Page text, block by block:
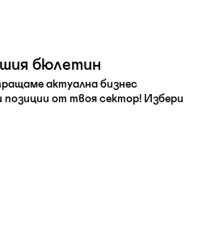
бюлетин
актуална бизнес
от твоя сектор! Избери